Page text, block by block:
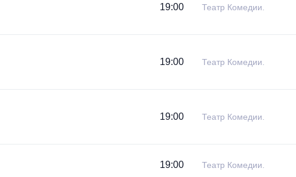
19:00 Театр Комедии.
19:00 Театр Комедии.
19:00 Театр Комедии.
19:00 Театр Комедии.